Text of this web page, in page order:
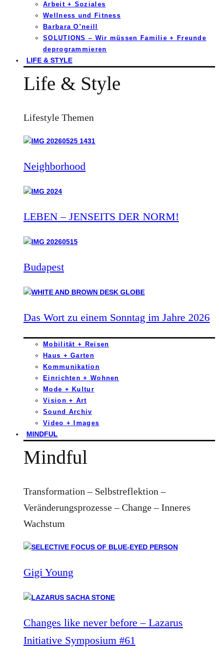
Arbeit + Soziales
Wellness und Fitness
Barbara O’neill
SOLUTIONS – Wir müssen Familie + Freunde
deprogrammieren
LIFE & STYLE
Life & Style
Lifestyle Themen
Neighborhood
LEBEN – JENSEITS DER NORM!
Budapest
Das Wort zu einem Sonntag im Jahre 2026
Mobilität + Reisen
Haus + Garten
Kommunikation
Einrichten + Wohnen
Mode + Kultur
Vision + Art
Sound Archiv
Video + Images
MINDFUL
Mindful
Transformation – Selbstreflektion –
Veränderungsprozesse – Change – Inneres
Wachstum
Gigi Young
Changes like never before – Lazarus
Initiative Symposium #61